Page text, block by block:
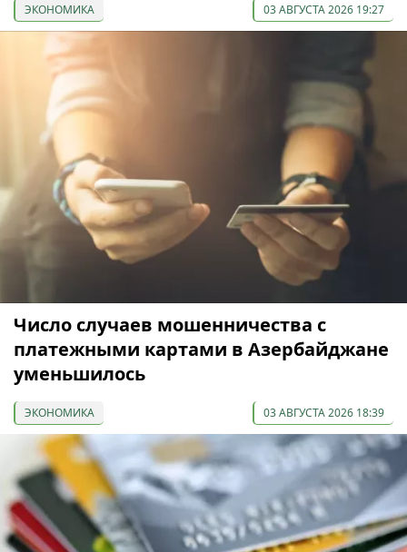
ЭКОНОМИКА 03 АВГУСТА 2026 19:27
Число случаев мошенничества с
платежными картами в Азербайджане
уменьшилось
ЭКОНОМИКА 03 АВГУСТА 2026 18:39